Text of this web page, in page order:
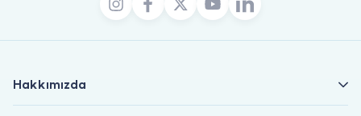
Hakkımızda